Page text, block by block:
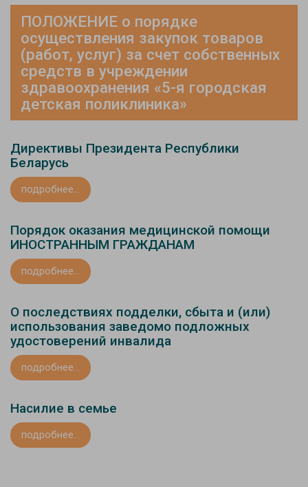
ПОЛОЖЕНИЕ о порядке
осуществления закупок товаров
(работ, услуг) за счет собственных
средств в учреждении
здравоохранения «5-я городская
детская поликлиника»
Директивы Президента Республики
Беларусь
подробнее...
Порядок оказания медицинской помощи
ИНОСТРАННЫМ ГРАЖДАНАМ
подробнее...
О последствиях подделки, сбыта и (или)
использования заведомо подложных
удостоверений инвалида
подробнее...
Насилие в семье
подробнее...